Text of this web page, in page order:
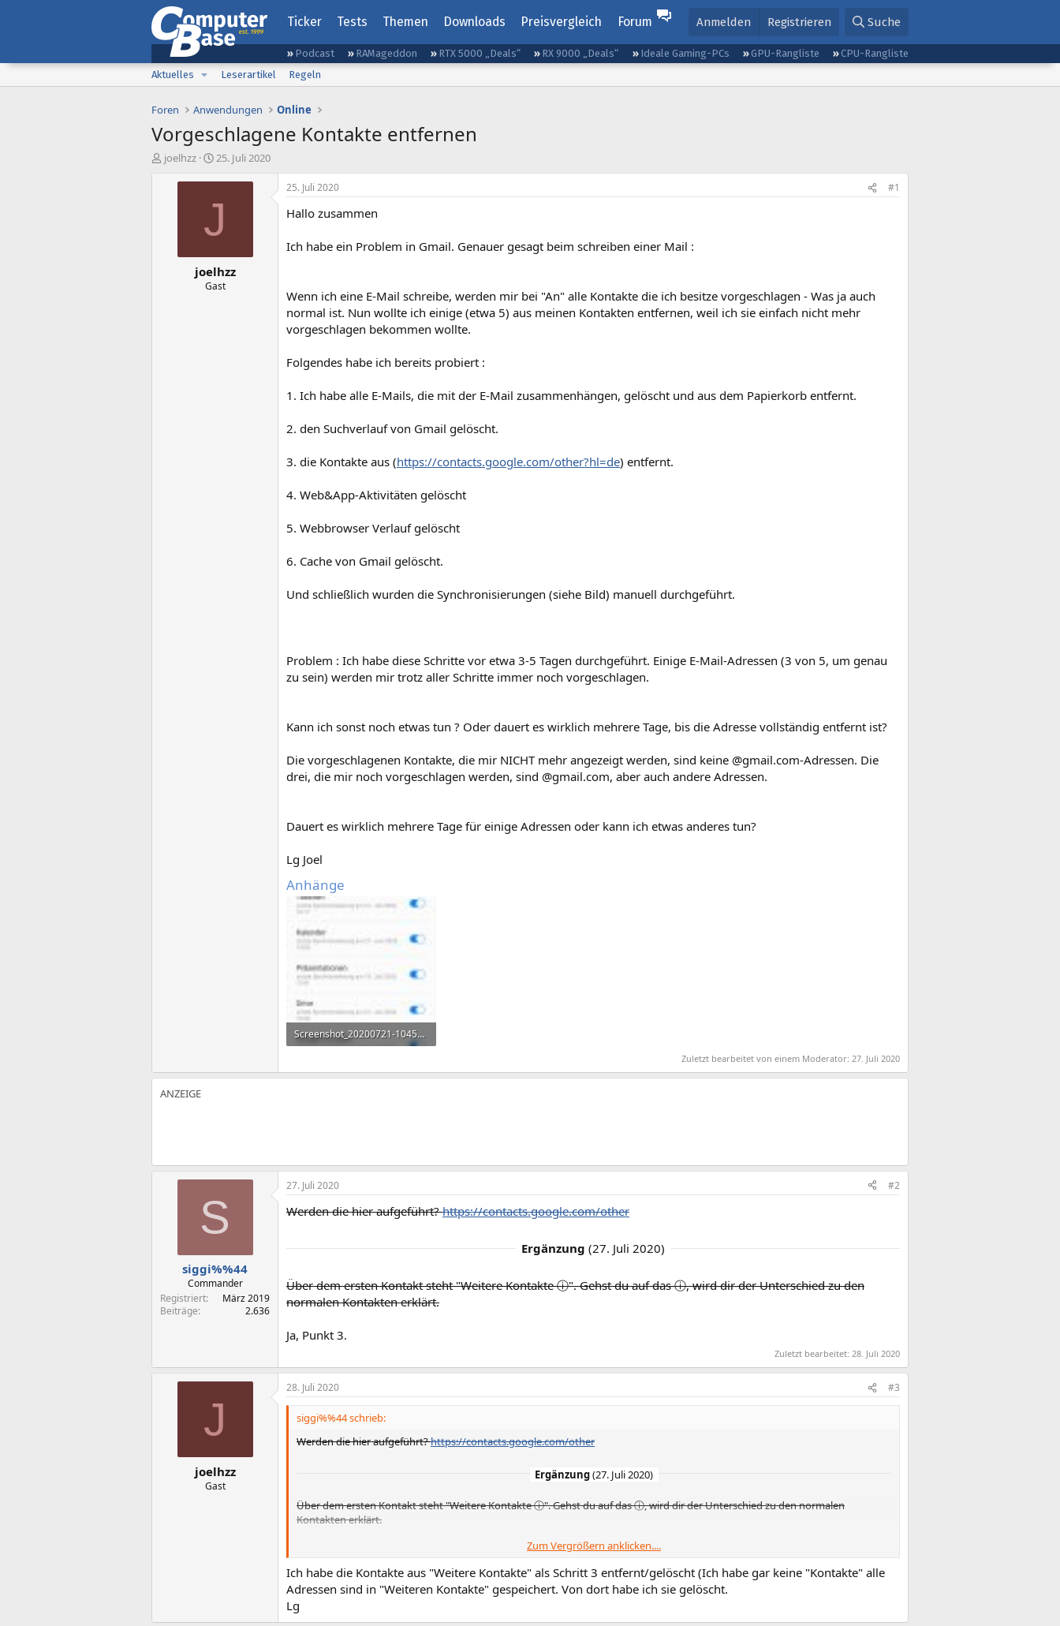
Ticker Tests Themen Downloads Preisvergleich Forum Anmelden Registrieren Suche
Podcast RAMageddon RTX 5000 „Deals“ RX 9000 „Deals“ Ideale Gaming-PCs GPU-Rangliste
CPU-Rangliste
Aktuelles
Leserartikel Regeln
Foren Anwendungen Online
Vorgeschlagene Kontakte entfernen
E
joelhzz
E
s
l
t
a
m
25. Juli 2020
J
joelhzz
Gast
25. Juli 2020 #1
Hallo zusammen
Ich habe ein Problem in Gmail. Genauer gesagt beim schreiben einer Mail :
Wenn ich eine E-Mail schreibe, werden mir bei "An" alle Kontakte die ich besitze vorgeschlagen - Was ja auch
normal ist. Nun wollte ich einige (etwa 5) aus meinen Kontakten entfernen, weil ich sie einfach nicht mehr
vorgeschlagen bekommen wollte.
Folgendes habe ich bereits probiert :
1. Ich habe alle E-Mails, die mit der E-Mail zusammenhängen, gelöscht und aus dem Papierkorb entfernt.
2. den Suchverlauf von Gmail gelöscht.
3. die Kontakte aus (https://contacts.google.com/other?hl=de) entfernt.
4. Web&App-Aktivitäten gelöscht
5. Webbrowser Verlauf gelöscht
6. Cache von Gmail gelöscht.
Und schließlich wurden die Synchronisierungen (siehe Bild) manuell durchgeführt.
Problem : Ich habe diese Schritte vor etwa 3-5 Tagen durchgeführt. Einige E-Mail-Adressen (3 von 5, um genau
zu sein) werden mir trotz aller Schritte immer noch vorgeschlagen.
Kann ich sonst noch etwas tun ? Oder dauert es wirklich mehrere Tage, bis die Adresse vollständig entfernt ist?
Die vorgeschlagenen Kontakte, die mir NICHT mehr angezeigt werden, sind keine @gmail.com-Adressen. Die
drei, die mir noch vorgeschlagen werden, sind @gmail.com, aber auch andere Adressen.
Dauert es wirklich mehrere Tage für einige Adressen oder kann ich etwas anderes tun?
Lg Joel
Anhänge
Screenshot_20200721-104515_Settings.jpg
Zuletzt bearbeitet von einem Moderator: 27. Juli 2020
S
siggi%%44
Commander
Registriert
März 2019
Beiträge
2.636
27. Juli 2020 #2
Werden die hier aufgeführt?https://contacts.google.com/other
Ergänzung (27. Juli 2020)
Über dem ersten Kontakt steht "Weitere Kontakte ⓘ". Gehst du auf das ⓘ, wird dir der Unterschied zu den
normalen Kontakten erklärt.
Ja, Punkt 3.
Zuletzt bearbeitet: 28. Juli 2020
J
joelhzz
Gast
28. Juli 2020 #3
siggi%%44 schrieb:
Werden die hier aufgeführt?https://contacts.google.com/other
Ergänzung(27. Juli 2020)
Über dem ersten Kontakt steht "Weitere Kontakte ⓘ". Gehst du auf das ⓘ, wird dir der Unterschied zu den normalen
Kontakten erklärt.
Zum Vergrößern anklicken....
Ich habe die Kontakte aus "Weitere Kontakte" als Schritt 3 entfernt/gelöscht (Ich habe gar keine "Kontakte" alle
Adressen sind in "Weiteren Kontakte" gespeichert. Von dort habe ich sie gelöscht.
Lg